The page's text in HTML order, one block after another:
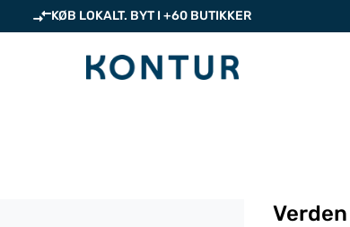
KØB LOKALT. BYT I +60 BUTIKKER